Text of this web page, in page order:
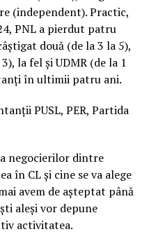
(independent). Practic,
PNL a pierdut patru
două (de la 3 la 5),
la fel și UDMR (de la 1
în ultimii patru ani.
PUSL, PER, Partida
negocierilor dintre
în CL și cine se va alege
avem de așteptat până
aleși vor depune
activitatea.